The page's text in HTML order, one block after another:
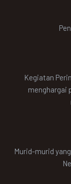
Kegiatan
menghargai
Murid-murid